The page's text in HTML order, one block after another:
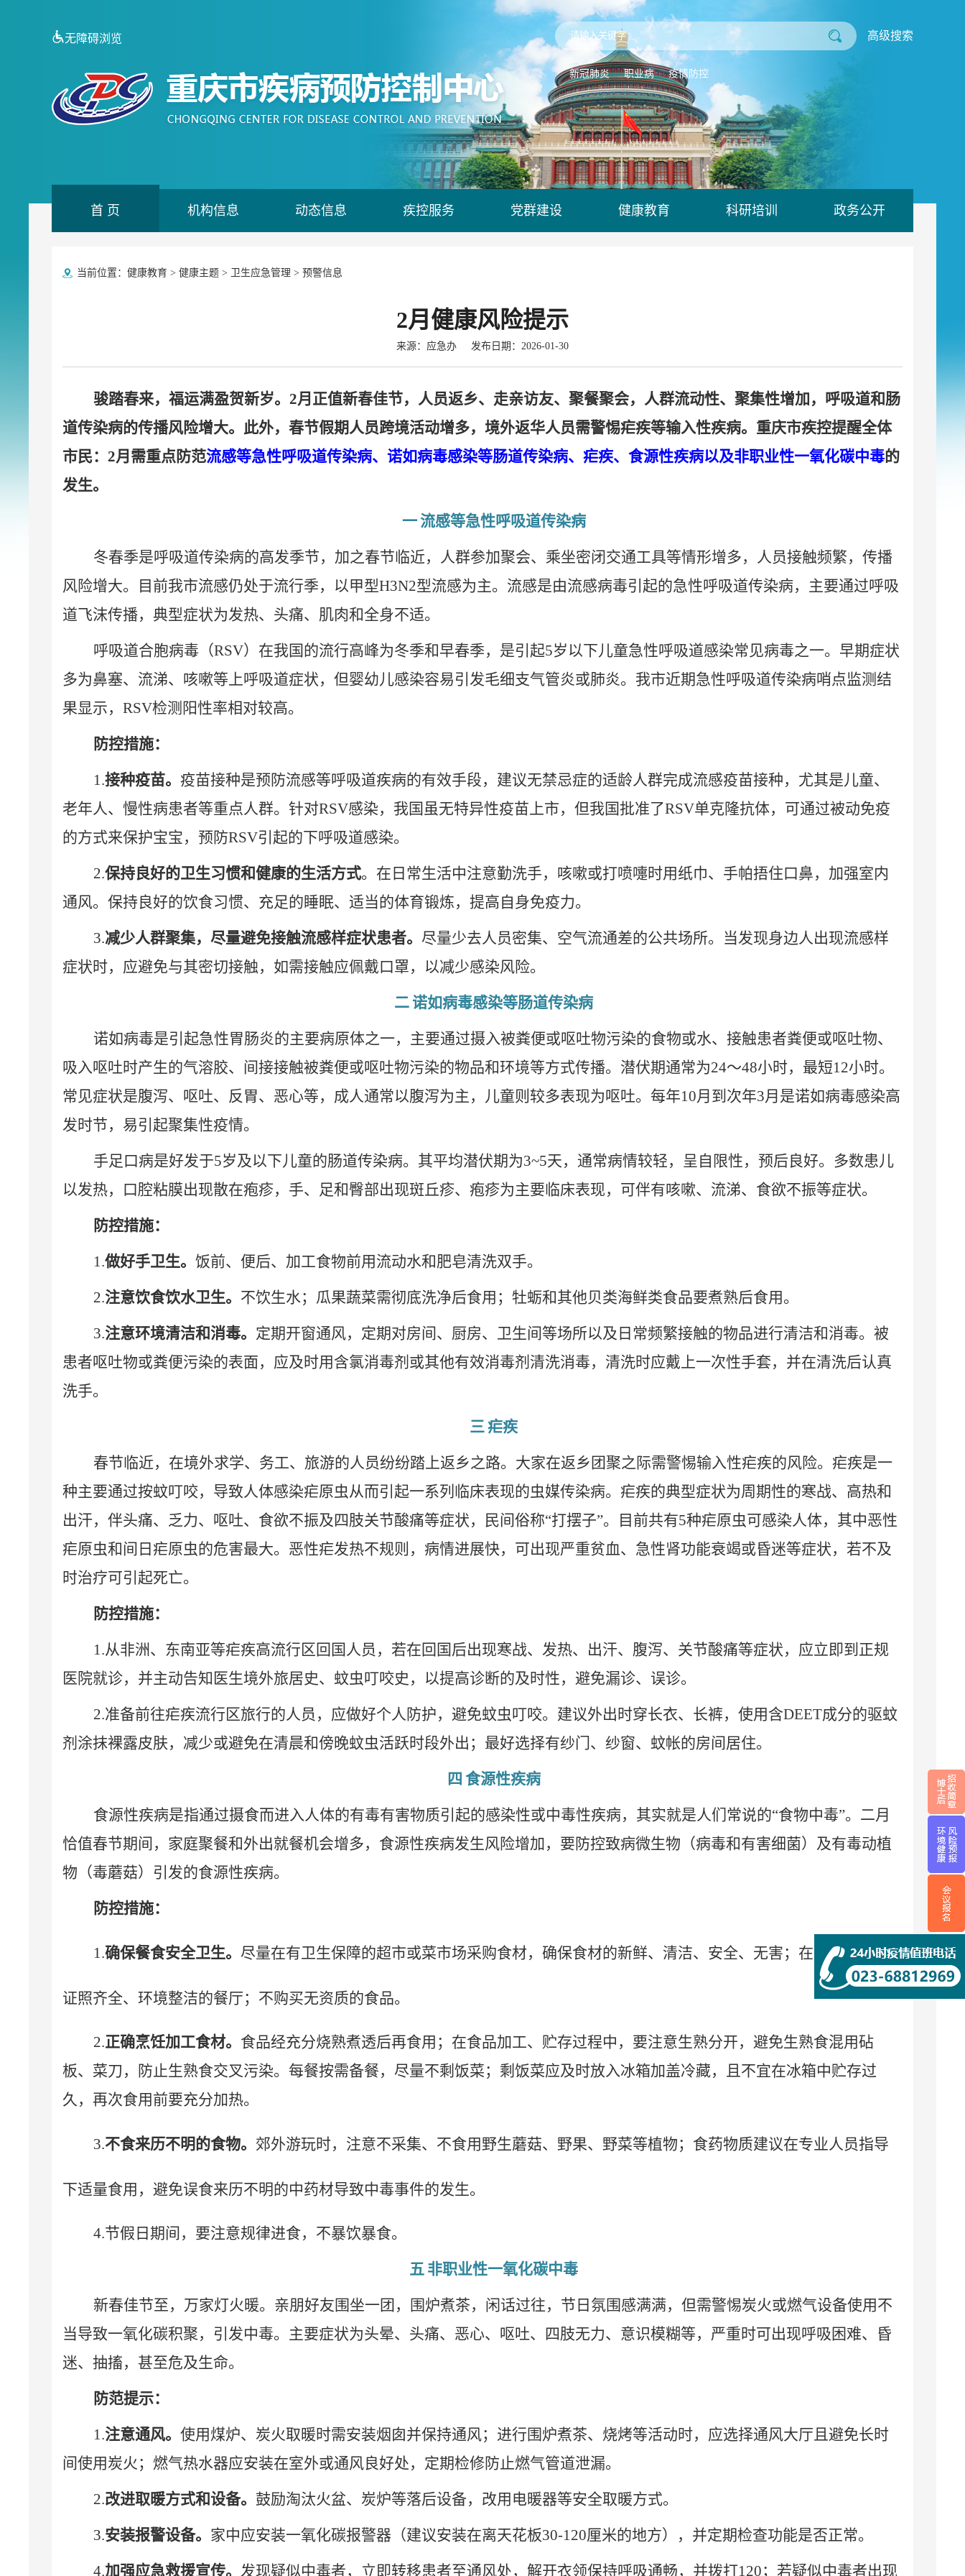
无障碍浏览 高级搜索
新冠肺炎 职业病 疫情防控
首 页 机构信息 动态信息 疾控服务 党群建设 健康教育 科研培训 政务公开
当前位置： 健康教育> 健康主题> 卫生应急管理 > 预警信息
2月健康风险提示
来源：应急办 发布日期：2026-01-30
骏踏春来，福运满盈贺新岁。 2月正值新春佳节，人员返乡、走亲访友、聚餐聚会，人群流动性、聚集性增加，呼吸道和肠
道传染病的传播风险增大。此外，春节假期人员跨境活动增多，境外返华人员需警惕疟疾等输入性疾病。重庆市疾控提醒全体
市民： 2月需重点防范流感等急性呼吸道传染病、诺如病毒感染等肠道传染病、疟疾、食源性疾病以及非职业性一氧化碳中毒的
发生。
一流感等急性呼吸道传染病
冬春季是呼吸道传染病的高发季节，加之春节临近，人群参加聚会、乘坐密闭交通工具等情形增多，人员接触频繁，传播
风险增大。目前我市流感仍处于流行季，以甲型H3N2型流感为主。流感是由流感病毒引起的急性呼吸道传染病，主要通过呼吸
道飞沫传播，典型症状为发热、头痛、肌肉和全身不适。
呼吸道合胞病毒（RSV）在我国的流行高峰为冬季和早春季，是引起5岁以下儿童急性呼吸道感染常见病毒之一。早期症状
多为鼻塞、流涕、咳嗽等上呼吸道症状，但婴幼儿感染容易引发毛细支气管炎或肺炎。我市近期急性呼吸道传染病哨点监测结
果显示， RSV检测阳性率相对较高。
防控措施：
1.接种疫苗。 疫苗接种是预防流感等呼吸道疾病的有效手段，建议无禁忌症的适龄人群完成流感疫苗接种，尤其是儿童、
老年人、慢性病患者等重点人群。针对RSV感染，我国虽无特异性疫苗上市，但我国批准了RSV单克隆抗体，可通过被动免疫
的方式来保护宝宝，预防RSV引起的下呼吸道感染。
2.保持良好的卫生习惯和健康的生活方式。在日常生活中注意勤洗手，咳嗽或打喷嚏时用纸巾、手帕捂住口鼻，加强室内
通风。保持良好的饮食习惯、充足的睡眠、适当的体育锻炼，提高自身免疫力。
3.减少人群聚集，尽量避免接触流感样症状患者。 尽量少去人员密集、空气流通差的公共场所。当发现身边人出现流感样
症状时，应避免与其密切接触，如需接触应佩戴口罩，以减少感染风险。
二 诺如病毒感染等肠道传染病
诺如病毒是引起急性胃肠炎的主要病原体之一，主要通过摄入被粪便或呕吐物污染的食物或水、接触患者粪便或呕吐物、
吸入呕吐时产生的气溶胶、间接接触被粪便或呕吐物污染的物品和环境等方式传播。潜伏期通常为24～48小时，最短12小时。
常见症状是腹泻、呕吐、反胃、恶心等，成人通常以腹泻为主，儿童则较多表现为呕吐。每年10月到次年3月是诺如病毒感染高
发时节，易引起聚集性疫情。
手足口病是好发于5岁及以下儿童的肠道传染病。其平均潜伏期为3~5天，通常病情较轻，呈自限性，预后良好。多数患儿
以发热，口腔粘膜出现散在疱疹，手、足和臀部出现斑丘疹、疱疹为主要临床表现，可伴有咳嗽、流涕、食欲不振等症状。
防控措施：
1.做好手卫生。 饭前、便后、加工食物前用流动水和肥皂清洗双手。
2.注意饮食饮水卫生。 不饮生水；瓜果蔬菜需彻底洗净后食用；牡蛎和其他贝类海鲜类食品要煮熟后食用。
3.注意环境清洁和消毒。 定期开窗通风，定期对房间、厨房、卫生间等场所以及日常频繁接触的物品进行清洁和消毒。被
患者呕吐物或粪便污染的表面，应及时用含氯消毒剂或其他有效消毒剂清洗消毒，清洗时应戴上一次性手套，并在清洗后认真
洗手。
三疟疾
春节临近，在境外求学、务工、旅游的人员纷纷踏上返乡之路。大家在返乡团聚之际需警惕输入性疟疾的风险。疟疾是一
种主要通过按蚊叮咬，导致人体感染疟原虫从而引起一系列临床表现的虫媒传染病。疟疾的典型症状为周期性的寒战、高热和
出汗，伴头痛、乏力、呕吐、食欲不振及四肢关节酸痛等症状，民间俗称“打摆子”。目前共有5种疟原虫可感染人体，其中恶性
疟原虫和间日疟原虫的危害最大。恶性疟发热不规则，病情进展快，可出现严重贫血、急性肾功能衰竭或昏迷等症状，若不及
时治疗可引起死亡。
防控措施：
1.从非洲、东南亚等疟疾高流行区回国人员，若在回国后出现寒战、发热、出汗、腹泻、关节酸痛等症状，应立即到正规
医院就诊，并主动告知医生境外旅居史、蚊虫叮咬史，以提高诊断的及时性，避免漏诊、误诊。
2.准备前往疟疾流行区旅行的人员，应做好个人防护，避免蚊虫叮咬。建议外出时穿长衣、长裤，使用含DEET成分的驱蚊
剂涂抹裸露皮肤，减少或避免在清晨和傍晚蚊虫活跃时段外出；最好选择有纱门、纱窗、蚊帐的房间居住。
四 食源性疾病
食源性疾病是指通过摄食而进入人体的有毒有害物质引起的感染性或中毒性疾病，其实就是人们常说的“食物中毒”。二月
恰值春节期间，家庭聚餐和外出就餐机会增多，食源性疾病发生风险增加，要防控致病微生物（病毒和有害细菌）及有毒动植
物（毒蘑菇）引发的食源性疾病。
防控措施：
1.确保餐食安全卫生。 尽量在有卫生保障的超市或菜市场采购食材，确保食材的新鲜、清洁、安全、无害；在外就餐选择
证照齐全、环境整洁的餐厅；不购买无资质的食品。
2.正确烹饪加工食材。 食品经充分烧熟煮透后再食用；在食品加工、贮存过程中，要注意生熟分开，避免生熟食混用砧
板、菜刀，防止生熟食交叉污染。每餐按需备餐，尽量不剩饭菜；剩饭菜应及时放入冰箱加盖冷藏，且不宜在冰箱中贮存过
久，再次食用前要充分加热。
3.不食来历不明的食物。 郊外游玩时，注意不采集、不食用野生蘑菇、野果、野菜等植物；食药物质建议在专业人员指导
下适量食用，避免误食来历不明的中药材导致中毒事件的发生。
4.节假日期间，要注意规律进食，不暴饮暴食。
五 非职业性一氧化碳中毒
新春佳节至，万家灯火暖。亲朋好友围坐一团， 围炉煮茶，闲话过往， 节日氛围感满满，但需警惕炭火或燃气设备使用不
当导致一氧化碳积聚， 引发中毒。主要症状为头晕、头痛、恶心、呕吐、四肢无力、意识模糊等，严重时可出现呼吸困难、昏
迷、抽搐，甚至危及生命。
防范提示：
1.注意通风。 使用煤炉、炭火取暖时需安装烟囱并保持通风；进行围炉煮茶、烧烤等活动时， 应选择通风大厅且避免长时
间使用炭火 ；燃气热水器应安装在室外或通风良好处，定期检修防止燃气管道泄漏。
2.改进取暖方式和设备。 鼓励淘汰火盆、炭炉等落后设备，改用电暖器等安全取暖方式。
3.安装报警设备。 家中应安装一氧化碳报警器（建议安装在离天花板30-120厘米的地方），并定期检查功能是否正常。
4.加强应急救援宣传。 发现疑似中毒者，立即转移患者至通风处，解开衣领保持呼吸通畅，并拨打120；若疑似中毒者出现